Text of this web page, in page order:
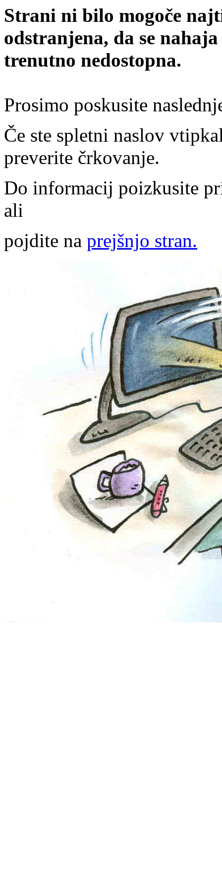
Strani ni bilo mogoče
odstranjena, da se
trenutno nedostopna.
Prosimo poskusite
Če ste spletni naslov
preverite črkovanje.
Do informacij poizkusite
ali
pojdite na prejšnjo stran.